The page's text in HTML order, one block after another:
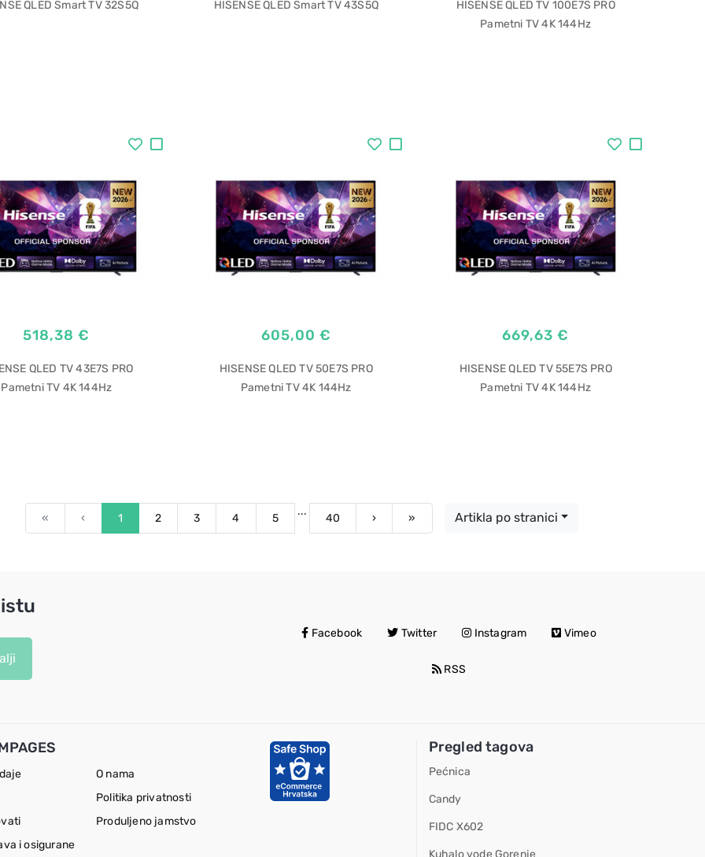
QLED Smart TV 32S5Q HISENSE QLED Smart TV 43S5Q
HISENSE QLED TV 100E7S PRO
Pametni TV 4K 144Hz
518,38 €
QLED TV 43E7S PRO
Pametni TV 4K 144Hz
605,00 €
HISENSE QLED TV 50E7S PRO
Pametni TV 4K 144Hz
669,63 €
HISENSE QLED TV 55E7S PRO
Pametni TV 4K 144Hz
« ‹ Previous
1 2 3 4 5
...
40 ›Next » Artikla po stranici
Facebook Twitter Instagram Vimeo
RSS
O nama
Politika privatnosti
Produljeno jamstvo
i osigurane
Pregled tagova
Pećnica
Candy
FIDC X602
Kuhalo vode Gorenje